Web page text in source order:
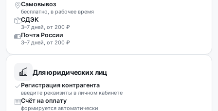
Самовывоз
бесплатно, в рабочее время
СДЭК
3–7 дней, от 200 ₽
Почта России
3–7 дней, от 200 ₽
Для юридических лиц
Регистрация контрагента
введите реквизиты в личном кабинете
Счёт на оплату
формируется автоматически